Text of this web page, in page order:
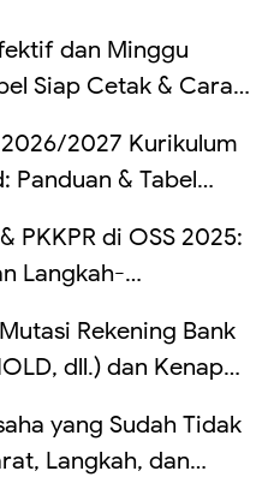
dan Minggu
Siap Cetak & Cara
2027 Kurikulum
Panduan & Tabel
PKKPR di OSS 2025:
Langkah-
Rekening Bank
dll.) dan Kenapa
yang Sudah Tidak
Langkah, dan